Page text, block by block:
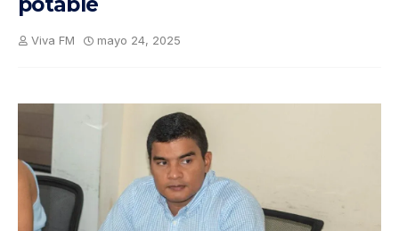
pro
ma
Viva FM mayo 24, 2025